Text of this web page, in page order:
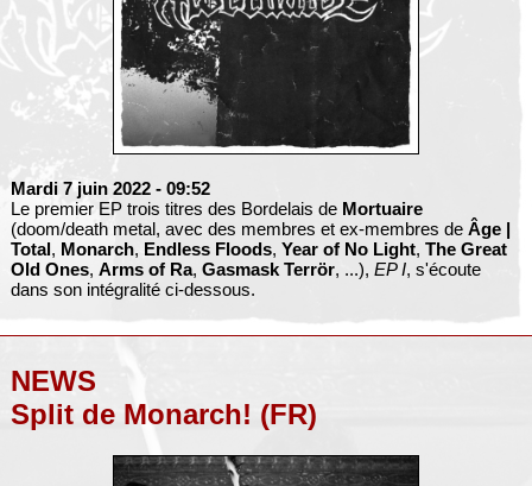
Mardi 7 juin 2022 - 09:52
Le premier EP trois titres des Bordelais de Mortuaire
(doom/death metal, avec des membres et ex-membres de Âge |
Total, Monarch, Endless Floods, Year of No Light, The Great
Old Ones, Arms of Ra, Gasmask Terrör, ...), EP I, s'écoute
dans son intégralité ci-dessous.
NEWS
Split de Monarch! (FR)